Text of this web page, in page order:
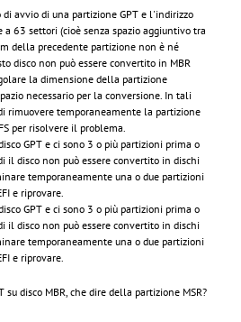
avvio di una partizione GPT e l'indirizzo
63 settori (cioè senza spazio aggiuntivo tra
della precedente partizione non è né
disco non può essere convertito in MBR
la dimensione della partizione
necessario per la conversione. In tali
rimuovere temporaneamente la partizione
per risolvere il problema.
GPT e ci sono 3 o più partizioni prima o
il disco non può essere convertito in dischi
temporaneamente una o due partizioni
e riprovare.
GPT e ci sono 3 o più partizioni prima o
il disco non può essere convertito in dischi
temporaneamente una o due partizioni
e riprovare.
su disco MBR, che dire della partizione MSR?